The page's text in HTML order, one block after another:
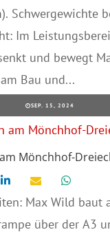
Schwergewichte
Im
und bewegt
Bau und...
SEP. 15, 2024
Mönchhof-
Max Wild baut
über der A3